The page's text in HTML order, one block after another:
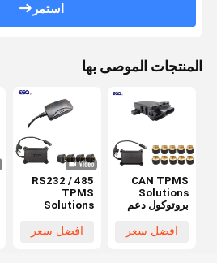
استمر
المنتجات الموصى بها
CAN TPMS
Solutions
بروتوكول دعم
بتنسيق 1939
افضل سعر
RS232 / 485
TPMS
Solutions
Interface
افضل سعر